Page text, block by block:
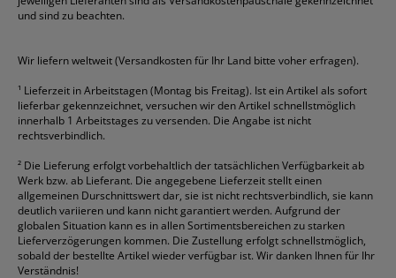
Geschäftsbücher
Permanentmarker
Versandtaschen
Fripa
HP
alle Marken anzeigen
und sind zu beachten.
Wir liefern weltweit (Versandkosten für Ihr Land bitte voher erfragen).
¹ Lieferzeit in Arbeitstagen (Montag bis Freitag). Ist ein Artikel als sofort
lieferbar gekennzeichnet, versuchen wir den Artikel schnellstmöglich
innerhalb 1 Arbeitstages zu versenden. Die Angabe ist nicht
rechtsverbindlich.
² Die Lieferung erfolgt vorbehaltlich der tatsächlichen Verfügbarkeit ab
Werk bzw. ab Lieferant. Die angegebene Lieferzeit stellt einen
allgemeinen Durschnittswert dar, sie ist nicht rechtsverbindlich, sie kann
deutlich variieren und kann nicht garantiert werden. Aufgrund der
globalen Situation kann es in allen Sortimentsbereichen zu starken
Lieferverzögerungen kommen. Die Zustellung erfolgt schnellstmöglich,
sobald der bestellte Artikel wieder verfügbar ist. Wir danken Ihnen für Ihr
Verständnis!